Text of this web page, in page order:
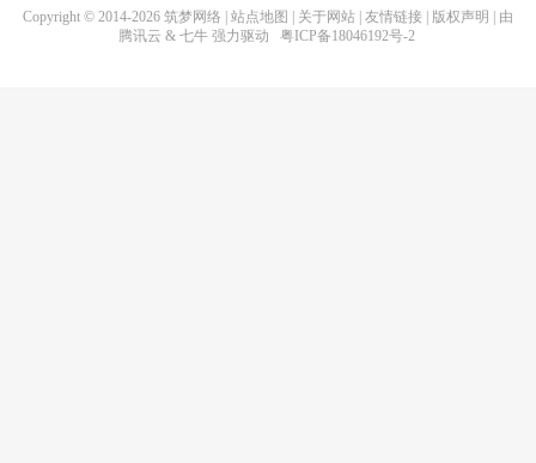
Copyright © 2014-2026 筑梦网络 站点地图 关于网站 友情链接 版权声明
| 由
腾讯云 & 七牛强力驱动 粤ICP备18046192号-2